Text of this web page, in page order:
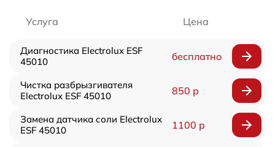
Услуга Цена
Диагностика Electrolux ESF
45010
бесплатно
Чистка разбрызгивателя
Electrolux ESF 45010
850 р
Замена датчика соли Electrolux
ESF 45010
1100 р